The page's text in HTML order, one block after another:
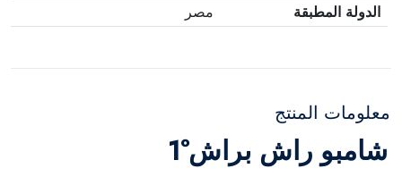
الدولة المطبقة
مصر
معلومات المنتج
شامبو راش براش°1